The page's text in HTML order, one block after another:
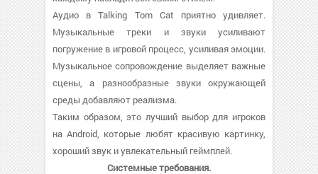
Аудио в Talking Tom Cat приятно удивляет.
Музыкальные треки и звуки усиливают
погружение в игровой процесс, усиливая эмоции.
Музыкальное сопровождение выделяет важные
сцены, а разнообразные звуки окружающей
среды добавляют реализма.
Таким образом, это лучший выбор для игроков
на Android, которые любят красивую картинку,
хороший звук и увлекательный геймплей.
Системные требования.